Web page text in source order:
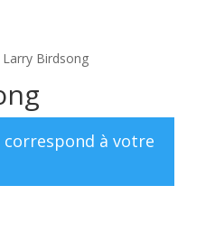
Birdsong
à votre